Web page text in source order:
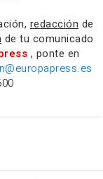
redacción de
de tu comunicado
, ponte en